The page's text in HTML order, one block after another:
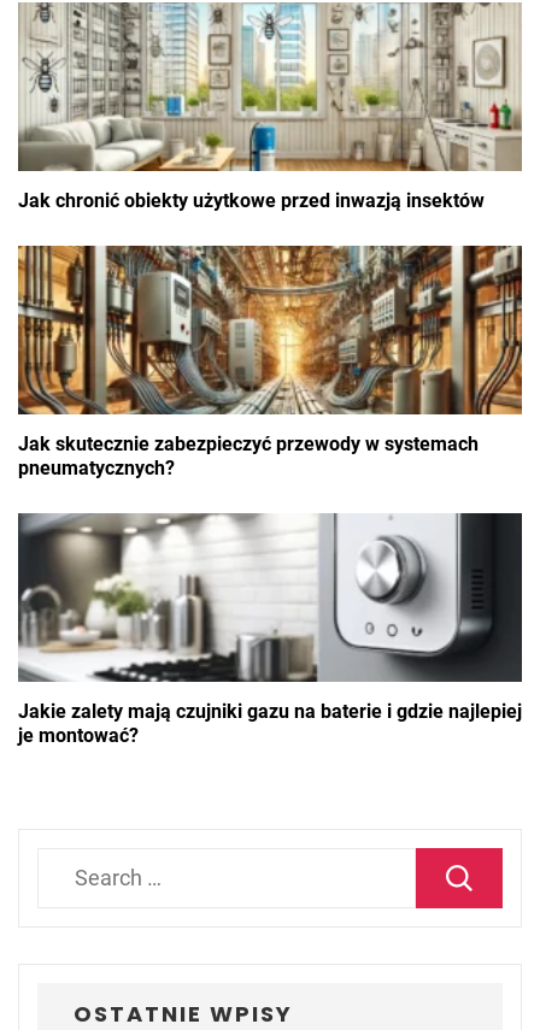
Jak chronić obiekty użytkowe przed inwazją insektów
Jak skutecznie zabezpieczyć przewody w systemach
pneumatycznych?
Jakie zalety mają czujniki gazu na baterie i gdzie najlepiej
je montować?
OSTATNIE WPISY